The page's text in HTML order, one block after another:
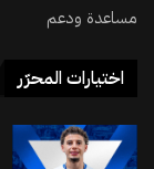
مساعدة ودعم
اختيارات المحرّر